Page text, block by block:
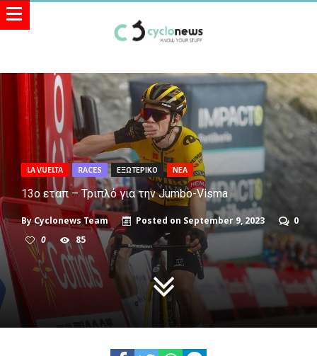
LA VUELTA RACES ΕΞΩΤΕΡΙΚΟ ΝΕΑ
13ο εταπ – Τριπλό για την Jumbo-Visma
ByCyclonews Team Posted on September 9, 2023
0
0
85